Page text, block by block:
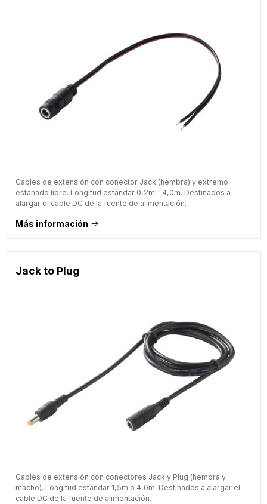
Cables de extensión con conector Jack (hembra) y extremo
estañado libre. Longitud estándar 0,2m – 4,0m. Destinados a
alargar el cable DC de la fuente de alimentación.
Más información
Jack to Plug
Cables de extensión con conectores Jack y Plug (hembra y
macho). Longitud estándar 1,5m o 4,0m. Destinados a alargar el
cable DC de la fuente de alimentación.